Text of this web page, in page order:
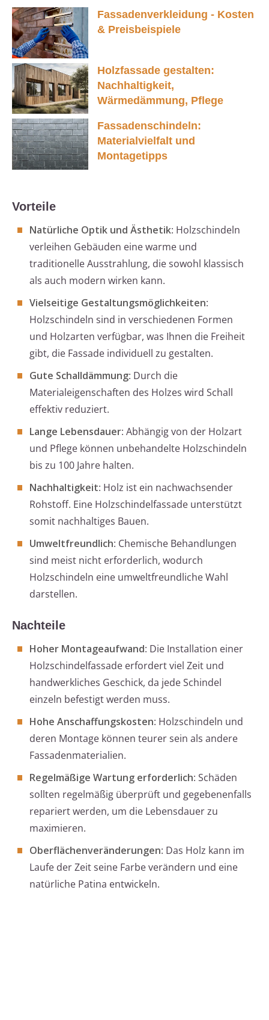
Fassadenverkleidung - Kosten
& Preisbeispiele
Holzfassade gestalten:
Nachhaltigkeit,
Wärmedämmung, Pflege
Fassadenschindeln:
Materialvielfalt und
Montagetipps
Vorteile
Natürliche Optik und Ästhetik: Holzschindeln
verleihen Gebäuden eine warme und
traditionelle Ausstrahlung, die sowohl klassisch
als auch modern wirken kann.
Vielseitige Gestaltungsmöglichkeiten:
Holzschindeln sind in verschiedenen Formen
und Holzarten verfügbar, was Ihnen die Freiheit
gibt, die Fassade individuell zu gestalten.
Gute Schalldämmung: Durch die
Materialeigenschaften des Holzes wird Schall
effektiv reduziert.
Lange Lebensdauer: Abhängig von der Holzart
und Pflege können unbehandelte Holzschindeln
bis zu 100 Jahre halten.
Nachhaltigkeit: Holz ist ein nachwachsender
Rohstoff. Eine Holzschindelfassade unterstützt
somit nachhaltiges Bauen.
Umweltfreundlich: Chemische Behandlungen
sind meist nicht erforderlich, wodurch
Holzschindeln eine umweltfreundliche Wahl
darstellen.
Nachteile
Hoher Montageaufwand: Die Installation einer
Holzschindelfassade erfordert viel Zeit und
handwerkliches Geschick, da jede Schindel
einzeln befestigt werden muss.
Hohe Anschaffungskosten: Holzschindeln und
deren Montage können teurer sein als andere
Fassadenmaterialien.
Regelmäßige Wartung erforderlich: Schäden
sollten regelmäßig überprüft und gegebenenfalls
repariert werden, um die Lebensdauer zu
maximieren.
Oberflächenveränderungen: Das Holz kann im
Laufe der Zeit seine Farbe verändern und eine
natürliche Patina entwickeln.